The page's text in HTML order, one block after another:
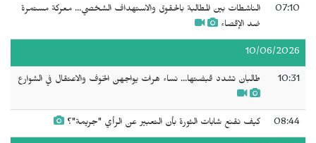
07:10
الناشطات بين المطالبة بالحقوق والاستهداف الشخصي... معركة مستمرة
ضد الإقصاء
10/06/2026
10:31 طالبان تشدد قبضتها... نساء هرات يواجهن الخوف والاعتقال في الشوارع
08:44 كيف نقنع شابات الثورة بأن التعبير عن الرأي "جريمة"؟